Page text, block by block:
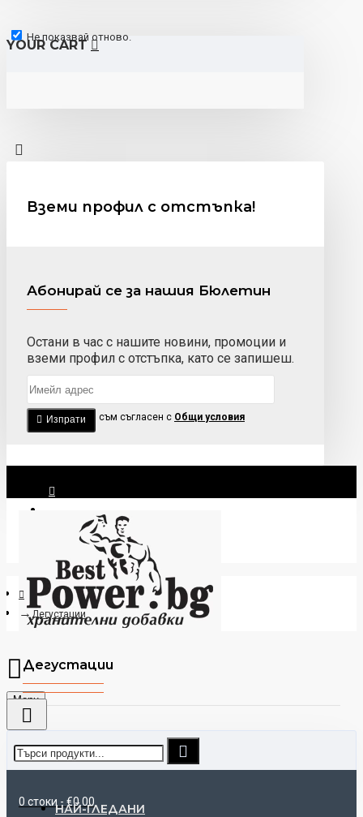
YOUR CART
Вземи профил с отстъпка!
Абонирай се за нашия Бюлетин
Остани в час с нашите новини, промоции и
вземи профил с отстъпка, като се запишеш.
Изпрати
Прочетох и съм съгласен с Общи условия
Не показвай отново.
Регистрация
Menu
0 стоки - €0.00
Дегустации
Дегустации
НАЙ-ГЛЕДАНИ